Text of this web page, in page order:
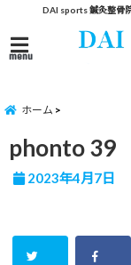
DAI sports 鍼灸整骨
menu
ホーム
phonto 39
2023年4月7日